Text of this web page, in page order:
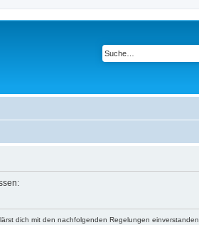
dich mit den nachfolgenden Regelungen einverstanden.